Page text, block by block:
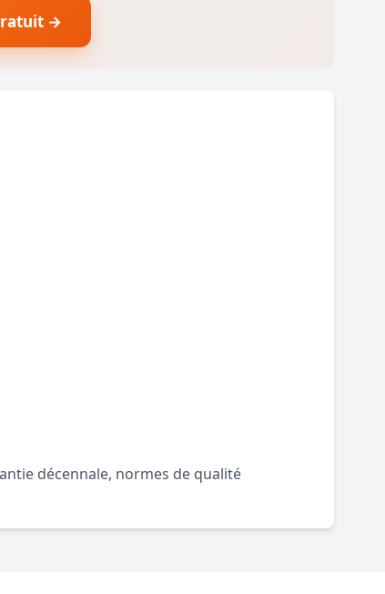
→
décennale, normes de qualité